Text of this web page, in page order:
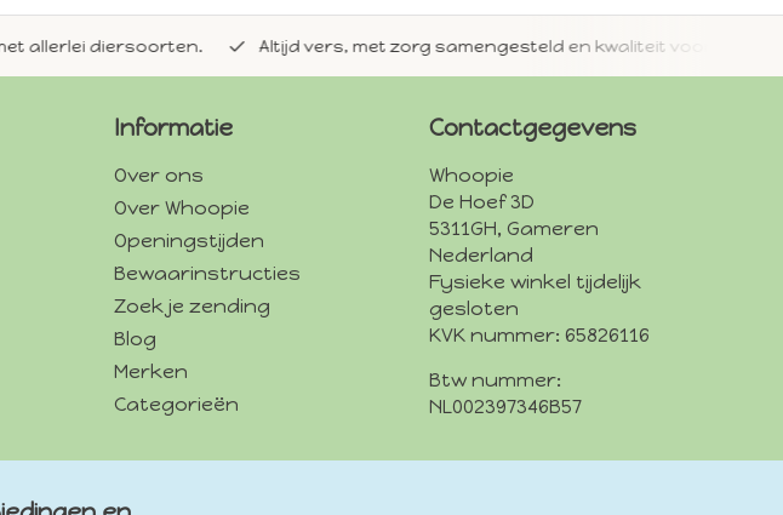
diersoorten. Altijd vers, met zorg samengesteld en kwaliteit voorop.
Informatie
Over ons
Over Whoopie
Openingstijden
Bewaarinstructies
Zoek je zending
Blog
Merken
Categorieën
Contactgegevens
Whoopie
De Hoef 3D
5311GH, Gameren
Nederland
Fysieke winkel tijdelijk
gesloten
KVK nummer: 65826116
Btw nummer:
NL002397346B57